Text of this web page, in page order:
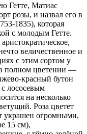
Гетте, Матиас
розы, и назвал его в
1835), которая
с молодым Гетте.
величественное и
с этим сортом у
полном цветении —
красный бутон
лососевым
на несколько
Роза цветет
украшен огромными,
15 см),